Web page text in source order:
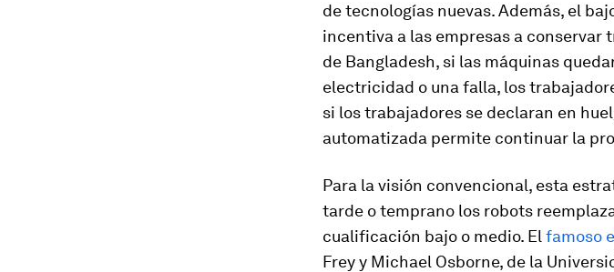
de tecnologías nuevas. Además, el
incentiva a las empresas a conservar
de Bangladesh, si las máquinas
electricidad o una falla, los
si los trabajadores se declaran en
automatizada permite continuar la
Para la visión convencional, esta
tarde o temprano los robots
cualificación bajo o medio. El famoso
Frey y Michael Osborne, de la